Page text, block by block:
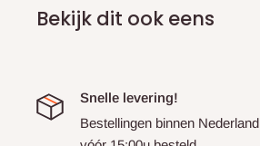
Bekijk dit ook eens
Snelle levering!
Bestellingen binnen Nederland